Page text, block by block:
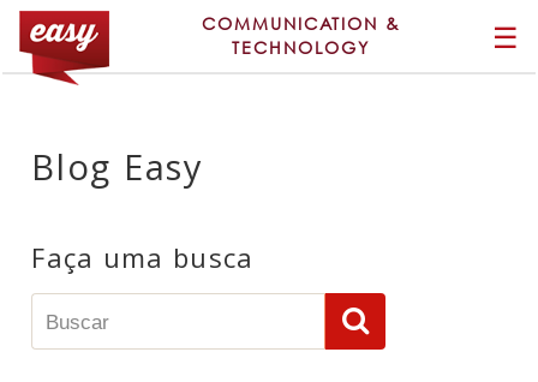
COMMUNICATION &
TECHNOLOGY
☰
Blog Easy
Faça uma busca